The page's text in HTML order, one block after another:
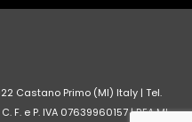
Castano Primo (MI) Italy | Tel.
F. e P. IVA 07639960157 | REA MI